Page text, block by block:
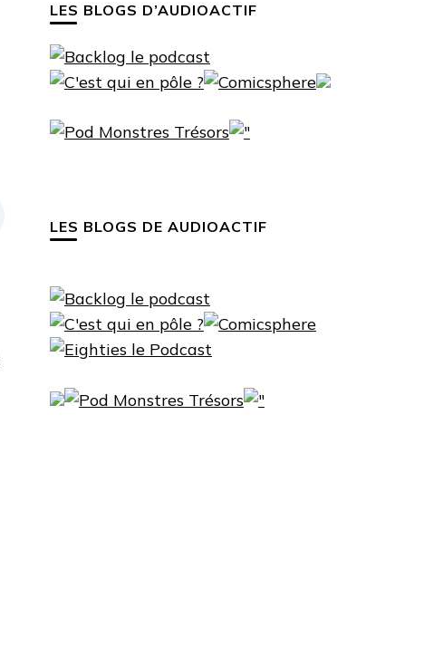
LES BLOGS D’AUDIOACTIF
LES BLOGS DE AUDIOACTIF